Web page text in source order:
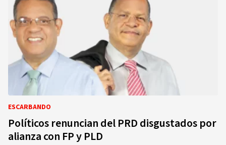
ESCARBANDO
Políticos renuncian del PRD disgustados por
alianza con FP y PLD